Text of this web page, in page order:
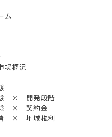
ム
場概況
× 開発段階
× 契約金
× 地域権利